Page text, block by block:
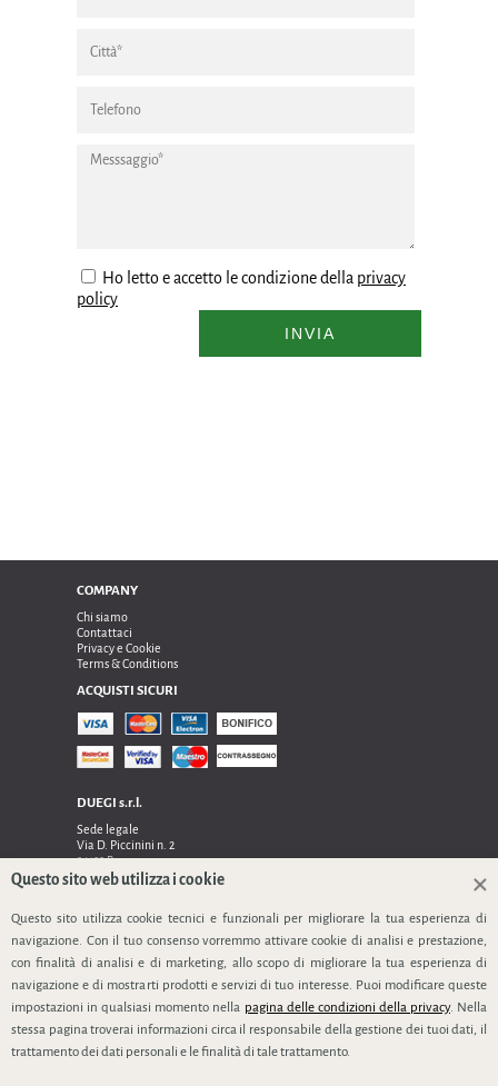
Ho letto e accetto le condizione della privacy
policy
INVIA
COMPANY
Chi siamo
Contattaci
Privacy e Cookie
Terms & Conditions
ACQUISTI SICURI
DUEGI s.r.l.
Sede legale
Via D. Piccinini n. 2
24122 Bergamo
Sede operativa e amministrativa:
24048 Treviolo (Bg)
TEL 0354128024, FAX 0354129132
SEGUICI
info@duegi-bg.it
Questo sito web utilizza i cookie
Questo sito utilizza cookie tecnici e funzionali per migliorare la tua esperienza di
navigazione. Con il tuo consenso vorremmo attivare cookie di analisi e prestazione,
con finalità di analisi e di marketing, allo scopo di migliorare la tua esperienza di
navigazione e di mostrarti prodotti e servizi di tuo interesse. Puoi modificare queste
impostazioni in qualsiasi momento nella pagina delle condizioni della privacy. Nella
stessa pagina troverai informazioni circa il responsabile della gestione dei tuoi dati, il
trattamento dei dati personali e le finalità di tale trattamento.